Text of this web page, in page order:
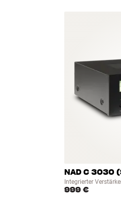
NAD C 3030
Integrierter
999 €